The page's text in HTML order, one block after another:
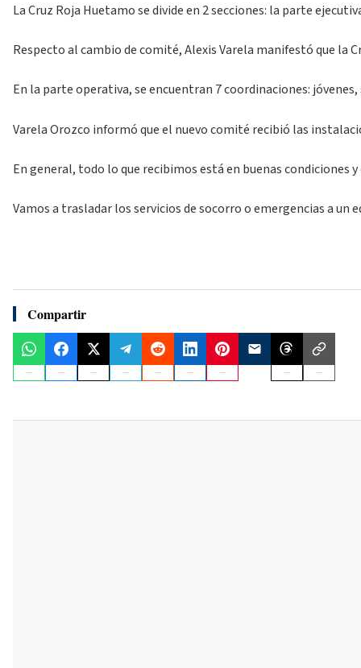
La Cruz Roja Huetamo se divide en 2 secciones: la parte
Respecto al cambio de comité, Alexis Varela manifestó que la
En la parte operativa, se encuentran 7 coordinaciones:
Varela Orozco informó que el nuevo comité recibió las
En general, todo lo que recibimos está en buenas condiciones
Vamos a trasladar los servicios de socorro o emergencias a
Compartir